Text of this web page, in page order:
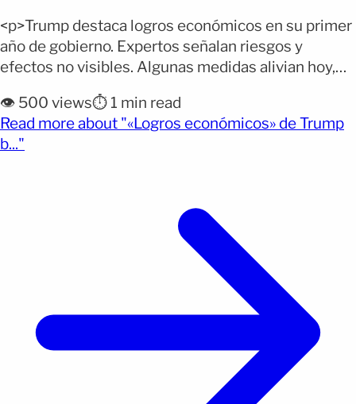
<p>Trump destaca logros económicos en su primer
año de gobierno. Expertos señalan riesgos y
efectos no visibles. Algunas medidas alivian hoy,
mañana. En el primer aniversario de su regreso a la
Casa Blanca, el presidente Donald Trump presentó
un balance marcadamente optimista de su gestión
👁️ 500 views⏱️ 1 min read
Read more about "«Logros económicos» de Trump
b..."